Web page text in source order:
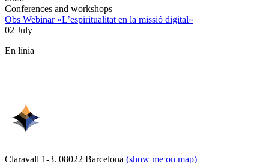
Conferences and workshops
Obs Webinar «L’espiritualitat en la missió digital»
02 July
En línia
Claravall 1-3. 08022 Barcelona (show me on map)